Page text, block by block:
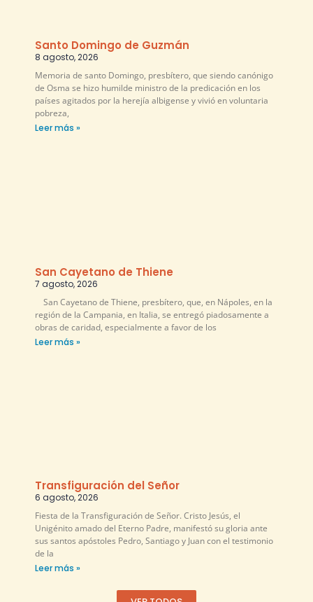
Santo Domingo de Guzmán
8 agosto, 2026
Memoria de santo Domingo, presbítero, que siendo canónigo
de Osma se hizo humilde ministro de la predicación en los
países agitados por la herejía albigense y vivió en voluntaria
pobreza,
Leer más »
San Cayetano de Thiene
7 agosto, 2026
San Cayetano de Thiene, presbítero, que, en Nápoles, en la
región de la Campania, en Italia, se entregó piadosamente a
obras de caridad, especialmente a favor de los
Leer más »
Transfiguración del Señor
6 agosto, 2026
Fiesta de la Transfiguración de Señor. Cristo Jesús, el
Unigénito amado del Eterno Padre, manifestó su gloria ante
sus santos apóstoles Pedro, Santiago y Juan con el testimonio
de la
Leer más »